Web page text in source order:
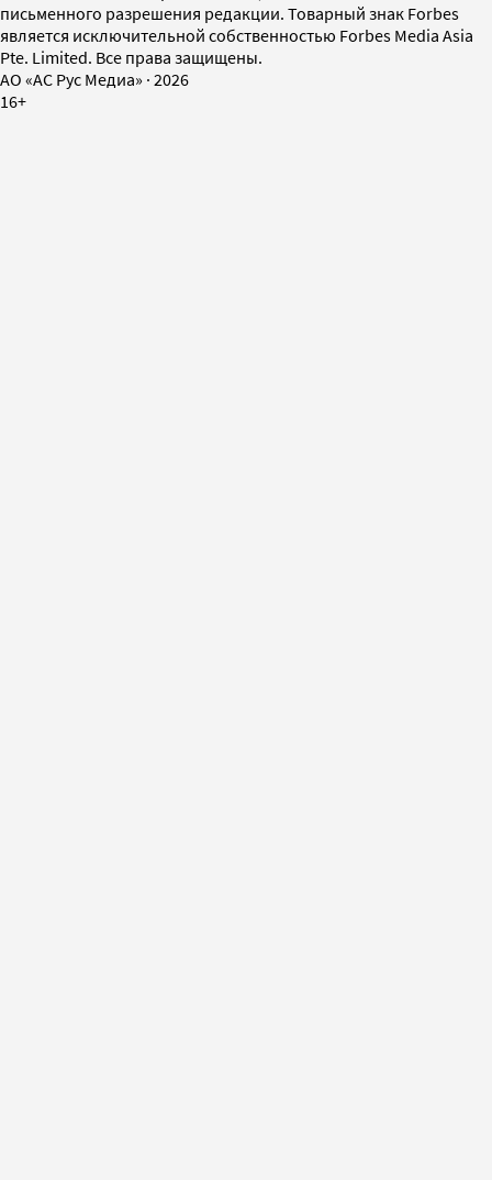
письменного разрешения редакции. Товарный знак Forbes
является исключительной собственностью Forbes Media Asia
Pte. Limited. Все права защищены.
AO «АС Рус Медиа» · 2026
16+